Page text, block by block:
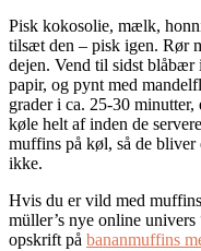
Pisk kokosolie, mælk,
tilsæt den – pisk igen. Rør
dejen. Vend til sidst
papir, og pynt med
grader i ca. 25-30
køle helt af inden de
muffins på køl, så de bliver
ikke.
Hvis du er vild med
müller’s nye online
opskrift på bananmuffins